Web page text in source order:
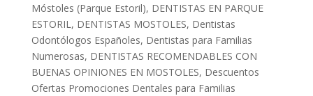
Móstoles (Parque Estoril), DENTISTAS EN PARQUE
ESTORIL, DENTISTAS MOSTOLES, Dentistas
Odontólogos Españoles, Dentistas para Familias
Numerosas, DENTISTAS RECOMENDABLES CON
BUENAS OPINIONES EN MOSTOLES, Descuentos
Ofertas Promociones Dentales para Familias